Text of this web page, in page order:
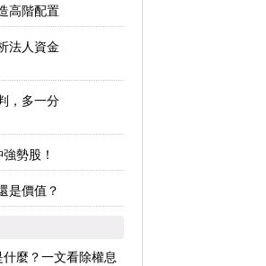
高階配置
法人資金
，多一分
勢股！
是價值？
麼？一文看除權息